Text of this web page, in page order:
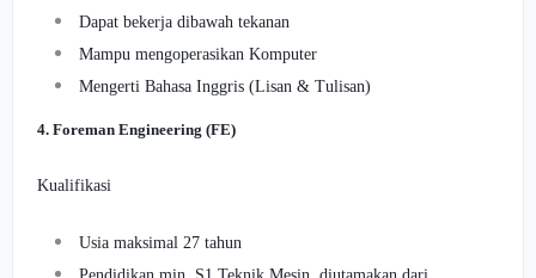
Dapat bekerja dibawah tekanan
Mampu mengoperasikan Komputer
Mengerti Bahasa Inggris (Lisan & Tulisan)
4. Foreman Engineering (FE)
Kualifikasi
Usia maksimal 27 tahun